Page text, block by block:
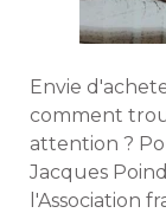
Envie
comment
attention ?
Jacques
l'Association